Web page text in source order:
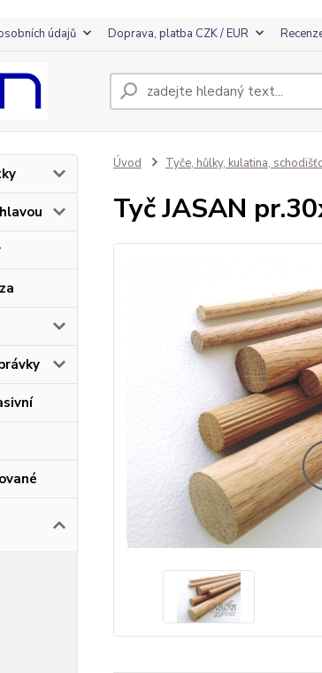
údajů Doprava, platba CZK / EUR
Úvod Tyče, hůlky, kulatina,
Tyč JASAN